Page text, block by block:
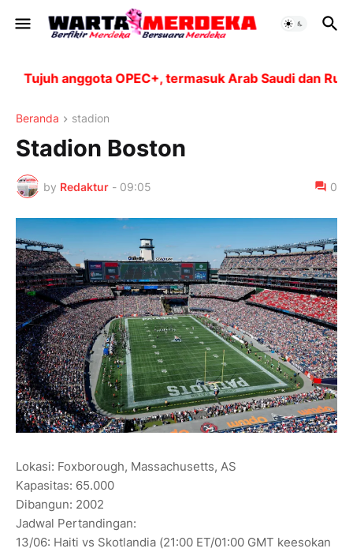
Tujuh anggota OPEC+, termasuk Arab Saudi dan
Beranda stadion
Stadion Boston
by Redaktur - 09:05 0
Lokasi: Foxborough, Massachusetts, AS
Kapasitas: 65.000
Dibangun: 2002
Jadwal Pertandingan:
13/06: Haiti vs Skotlandia (21:00 ET/01:00 GMT keesokan